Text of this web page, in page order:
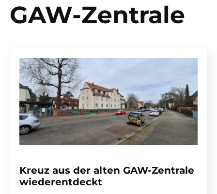
GAW-Zentrale
Kreuz aus der alten GAW-Zentrale
wiederentdeckt